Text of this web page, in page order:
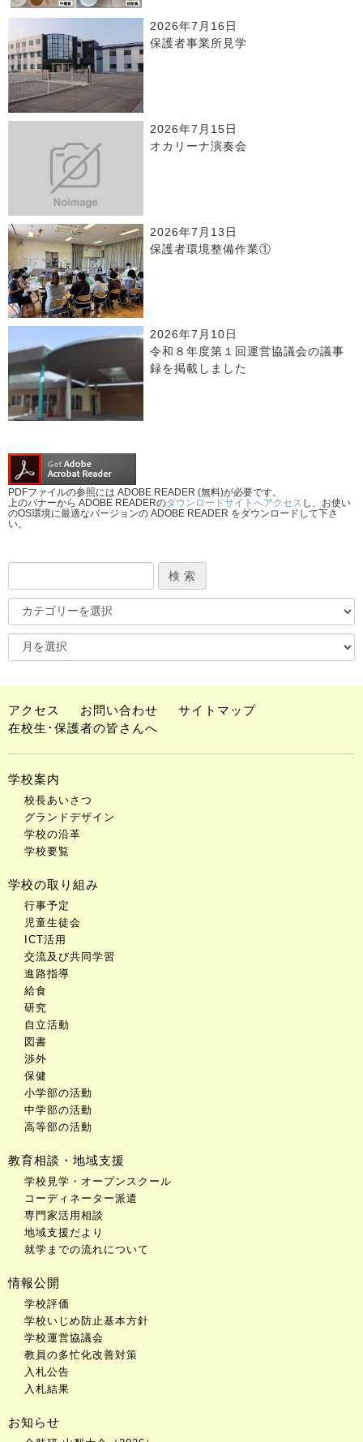
2026年7月16日
保護者事業所見学
2026年7月15日
オカリーナ演奏会
2026年7月13日
保護者環境整備作業①
2026年7月10日
令和８年度第１回運営協議会の議事
録を掲載しました
PDFファイルの参照には ADOBE READER (無料)が必要です。
上のバナーから ADOBE READERのダウンロードサイトへアクセス し、お使い
のOS環境に最適なバージョンの ADOBE READER をダウンロードして下さ
い。
アクセス お問い合わせ
サイトマップ
在校生･保護者の皆さんへ
学校案内
校長あいさつ
グランドデザイン
学校の沿革
学校要覧
学校の取り組み
行事予定
児童生徒会
ICT活用
交流及び共同学習
進路指導
給食
研究
自立活動
図書
渉外
保健
小学部の活動
中学部の活動
高等部の活動
教育相談・地域支援
学校見学・オープンスクール
コーディネーター派遣
専門家活用相談
地域支援だより
就学までの流れについて
情報公開
学校評価
学校いじめ防止基本方針
学校運営協議会
教員の多忙化改善対策
入札公告
入札結果
お知らせ